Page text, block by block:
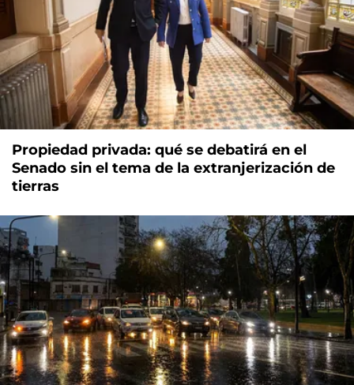
Propiedad privada: qué se debatirá en el
Senado sin el tema de la extranjerización de
tierras